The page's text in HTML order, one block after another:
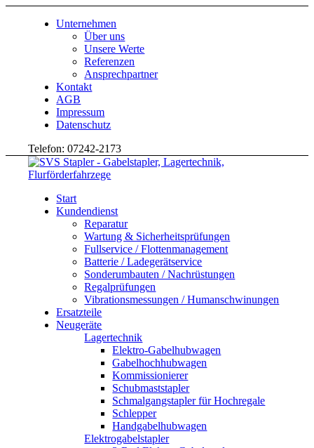
Unternehmen
Über uns
Unsere Werte
Referenzen
Ansprechpartner
Kontakt
AGB
Impressum
Datenschutz
Telefon: 07242-2173
Start
Kundendienst
Reparatur
Wartung & Sicherheitsprüfungen
Fullservice / Flottenmanagement
Batterie / Ladegerätservice
Sonderumbauten / Nachrüstungen
Regalprüfungen
Vibrationsmessungen / Humanschwinungen
Ersatzteile
Neugeräte
Lagertechnik
Elektro-Gabelhubwagen
Gabelhochhubwagen
Kommissionierer
Schubmaststapler
Schmalgangstapler für Hochregale
Schlepper
Handgabelhubwagen
Elektrogabelstapler